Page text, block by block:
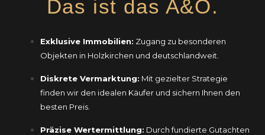
Das ist das A&O.
Exklusive Immobilien: Zugang zu besonderen
Objekten in Holzkirchen und deutschlandweit.
Diskrete Vermarktung: Mit gezielter Strategie
finden wir den idealen Käufer und sichern Ihnen den
besten Preis.
Präzise Wertermittlung: Durch fundierte Gutachten